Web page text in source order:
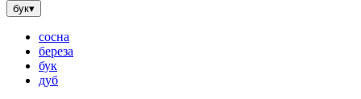
бук▾
сосна
береза
бук
дуб